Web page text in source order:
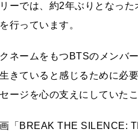
ーでは、約2年ぶりとなっ
行っています。
ネームをもつBTSのメン
きていると感じるために必
ージを心の支えにしていた
「BREAK THE SILENCE: